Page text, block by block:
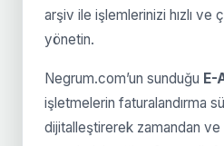
arşiv ile işlemlerinizi hızlı ve
yönetin.
Negrum.com’un sunduğu E-
işletmelerin faturalandırma
dijitalleştirerek zamandan